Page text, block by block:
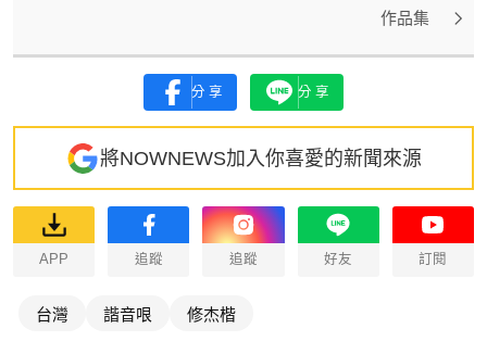
作品集
分享 分享
將NOWNEWS加入你喜愛的新聞來源
APP 追蹤 追蹤 好友 訂閱
台灣 諧音哏 修杰楷